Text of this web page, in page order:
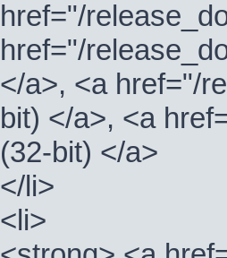
href="/
href="/
</a>, <a href="/
bit) </a>, <a
(32-bit) </a>
</li>
<li>